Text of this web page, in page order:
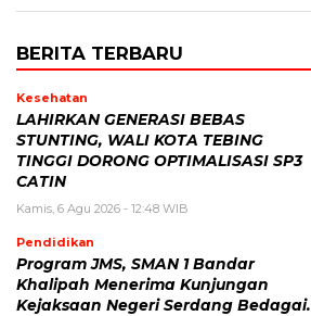
BERITA TERBARU
Kesehatan
LAHIRKAN GENERASI BEBAS
STUNTING, WALI KOTA TEBING
TINGGI DORONG OPTIMALISASI SP3
CATIN
Kamis, 6 Agu 2026 - 12:48 WIB
Pendidikan
Program JMS, SMAN 1 Bandar
Khalipah Menerima Kunjungan
Kejaksaan Negeri Serdang Bedagai.